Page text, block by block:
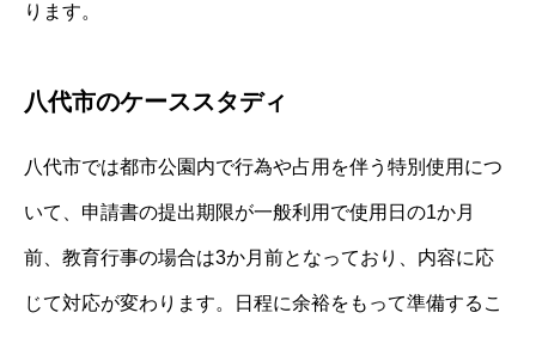
ります。
八代市のケーススタディ
八代市では都市公園内で行為や占用を伴う特別使用につ
いて、申請書の提出期限が一般利用で使用日の1か月
前、教育行事の場合は3か月前となっており、内容に応
じて対応が変わります。日程に余裕をもって準備するこ